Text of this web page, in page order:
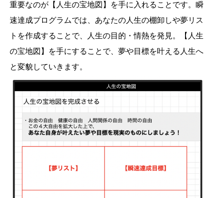
重要なのが【人生の宝地図】を手に入れることです。瞬
速達成プログラムでは、あなたの人生の棚卸しや夢リス
トを作成することで、人生の目的・情熱を発見。【人生
の宝地図】を手にすることで、夢や目標を叶える人生へ
と変貌していきます。